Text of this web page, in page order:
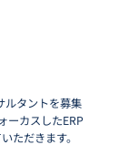
ルタントを募集
ーカスしたERP
ただきます。